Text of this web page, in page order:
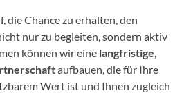
die Chance zu erhalten, den
nur zu begleiten, sondern aktiv
können wir eine langfristige,
aufbauen, die für Ihre
Wert ist und Ihnen zugleich